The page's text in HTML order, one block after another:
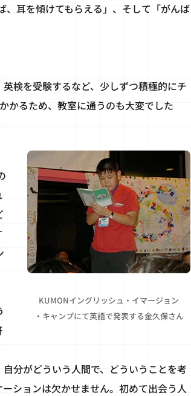
、耳を傾けてもらえる」、そして「がんば
検を受験するなど、少しずつ積極的にチ
かるため、教室に通うのも大変でした
KUMONイングリッシュ・イマージョン
・キャンプにて英語で発表する金久保さん
分がどういう人間で、どういうことを考
ションは欠かせません。初めて出会う人